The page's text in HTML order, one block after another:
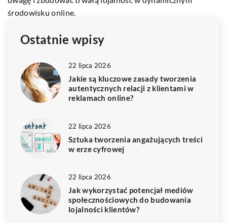
Ostatnie wpisy
22 lipca 2026
Jakie są kluczowe zasady tworzenia
autentycznych relacji z klientami w
reklamach online?
22 lipca 2026
Sztuka tworzenia angażujących treści
w erze cyfrowej
22 lipca 2026
Jak wykorzystać potencjał mediów
społecznościowych do budowania
lojalności klientów?